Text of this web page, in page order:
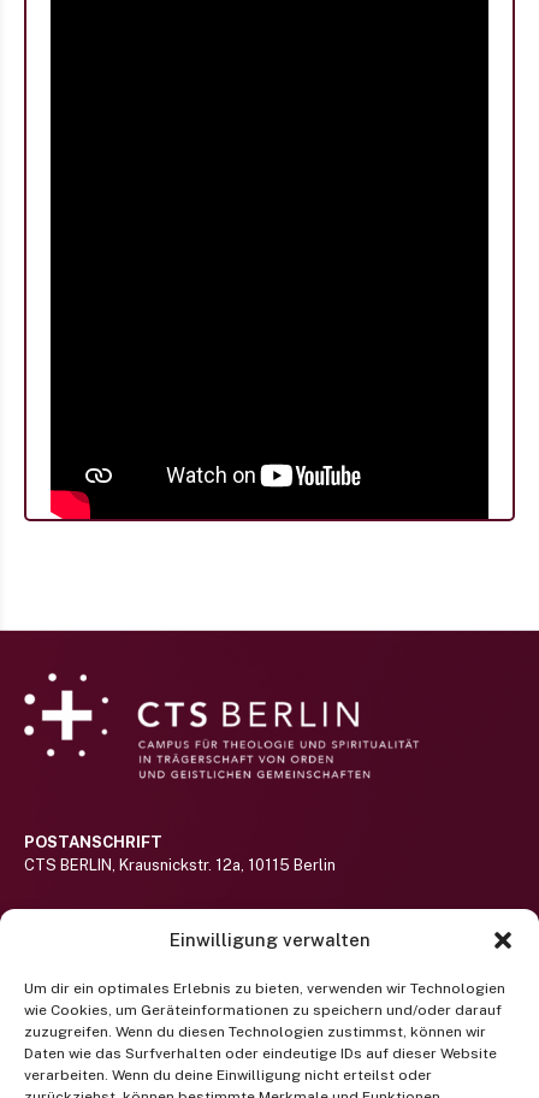
Einwilligung verwalten
Um dir ein optimales Erlebnis zu bieten, verwenden wir Technologien
wie Cookies, um Geräteinformationen zu speichern und/oder darauf
zuzugreifen. Wenn du diesen Technologien zustimmst, können wir
Daten wie das Surfverhalten oder eindeutige IDs auf dieser Website
verarbeiten. Wenn du deine Einwilligung nicht erteilst oder
POSTANSCHRIFT
CTS BERLIN, Krausnickstr. 12a, 10115 Berlin
Haus St.-Michael-Stift auf dem Gelände des Alexianer St. Hedwig-
RUFEN SIE UNS AN
Telefon +49 (0) 30 400 372 122
(Mo-Fr 9-13 Uhr)